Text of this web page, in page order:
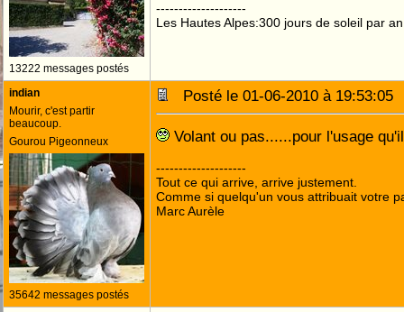
13222 messages postés
--------------------
Les Hautes Alpes:300 jours de soleil par an
indian
Mourir, c'est partir
beaucoup.
Gourou Pigeonneux
35642 messages postés
Posté le 01-06-2010 à
Volant ou pas......pour l'usage
--------------------
Tout ce qui arrive, arrive justement.
Comme si quelqu'un vous attribuait votre
Marc Aurèle